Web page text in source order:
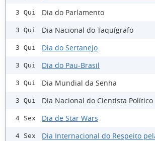
3 Qui Dia do Parlamento
3 Qui Dia Nacional do Taquígrafo
3 Qui Dia do Sertanejo
3 Qui Dia do Pau-Brasil
3 Qui Dia Mundial da Senha
3 Qui Dia Nacional do Cientista Político
4 Sex Dia de Star Wars
4 Sex Dia Internacional do Respeito